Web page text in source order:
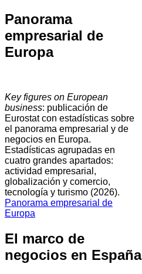
Panorama
empresarial de
Europa
Key figures on European
business: publicación de
Eurostat con estadísticas sobre
el panorama empresarial y de
negocios en Europa.
Estadísticas agrupadas en
cuatro grandes apartados:
actividad empresarial,
globalización y comercio,
tecnología y turismo (2026).
Panorama empresarial de
Europa
El marco de
negocios en España